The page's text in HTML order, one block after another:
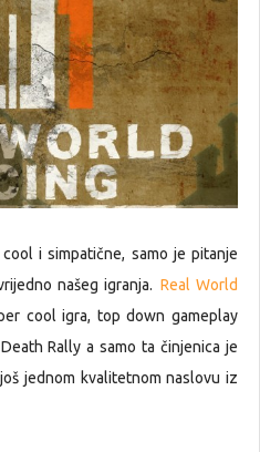
i simpatične, samo je pitanje
našeg igranja. Real World
cool igra, top down gameplay
Rally a samo ta činjenica je
jednom kvalitetnom naslovu iz